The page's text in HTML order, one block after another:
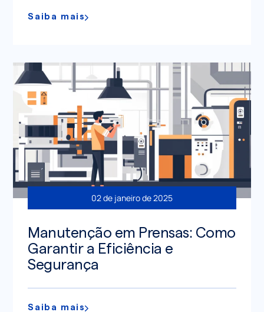
Saiba mais
02 de janeiro de 2025
Manutenção em Prensas: Como
Garantir a Eficiência e
Segurança
Saiba mais